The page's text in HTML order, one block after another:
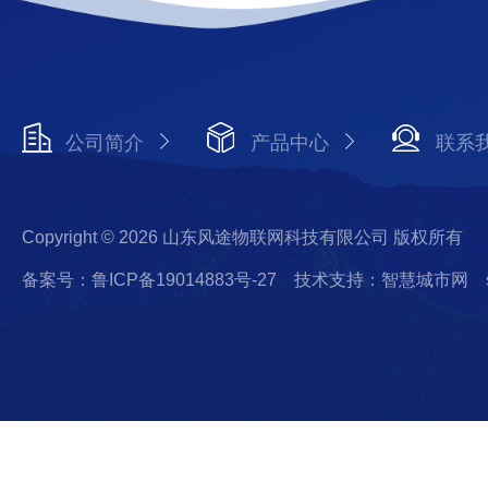
公司简介 产品中心 联系
Copyright © 2026 山东风途物联网科技有限公司 版权所有
备案号：鲁ICP备19014883号-27 技术支持：智慧城市网